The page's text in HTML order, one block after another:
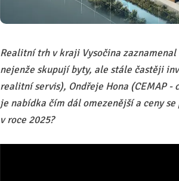
Realitní trh v kraji Vysočina
nejenže skupují byty, ale stále častěji
realitní servis), Ondřeje Hona (CEMAP
je nabídka čím dál omezenější a ceny
v roce 2025?